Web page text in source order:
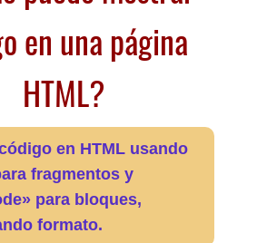
en una página
HTML?
en HTML usando
fragmentos y
para bloques,
formato.